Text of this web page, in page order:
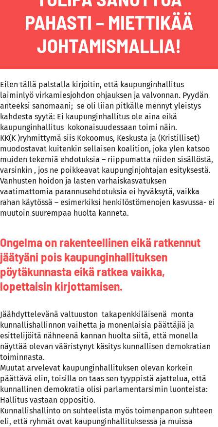
PAHASTI – MIETTIKÄÄ
JOHTAMISMALLIA!
Eilen tällä palstalla kirjoitin, että kaupunginhallitus
laiminlyö virkamiesjohdon ohjauksen ja valvonnan. Pyydän
anteeksi sanomaani; se oli liian pitkälle mennyt yleistys
kahdesta syytä: Ei kaupunginhallitus ole aina eikä
kaupunginhallitus kokonaisuudessaan toimi näin.
KK(K )ryhmittymä siis Kokoomus, Keskusta ja (Kristilliset)
muodostavat kuitenkin sellaisen koalition, joka ylen katsoo
muiden tekemiä ehdotuksia – riippumatta niiden sisällöstä,
varsinkin , jos ne poikkeavat kaupunginjohtajan esityksestä.
Vanhusten hoidon ja lasten varhaiskasvatuksen
vaatimattomia parannusehdotuksia ei hyväksytä, vaikka
rahan käytössä – esimerkiksi henkilöstömenojen kasvussa- ei
muutoin suurempaa huolta kanneta.
Ongelma on rakenteellinen eikä ratkennut
jäätyäni pois kaupunginhallituksen
pöytäkunnasta eikä ratkea vaikka,
lopettaisin kirjottamisen.
Jäähdyttelevänä valtuuston takapenkkiläisenä monta
kunnallishallinnon vaihetta ja monenlaisia päättäjiä ja
esittelijöitä nähneenä kannan huolta siitä, että monella
näyttää olevan vääristynyt käsitys kunnallisen demokratian
toiminnasta.
Muutat arvelevat kaupunginhallituksen olevan korkein
päättävä elin, toisilla on taas sen tyyppistä ajattelua, että
kunnallinen demokratia olisi parlamentarsimin luonteista:
Hallitus vastaan oppositio.
Kunnallishallinto on suhteelista myös toimenpanon suhteen
eli, että ryhmät ovat kaupunginhallituksessa ja muissa